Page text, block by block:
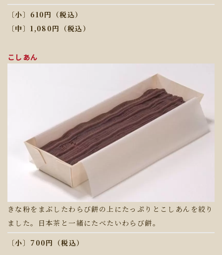
〔小〕610円（税込）
〔中〕1,080円（税込）
こしあん
きな粉をまぶしたわらび餅の上にたっぷりとこしあんを絞り
ました。日本茶と一緒にたべたいわらび餅。
〔小〕700円（税込）